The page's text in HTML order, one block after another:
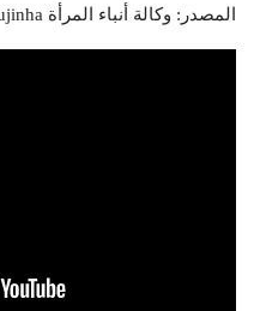
المصدر: وكالة أنباء المرأة nujinha